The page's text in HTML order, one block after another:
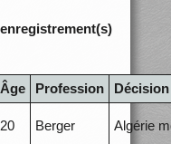
Âge Profession
Décision
20 Berger Algérie